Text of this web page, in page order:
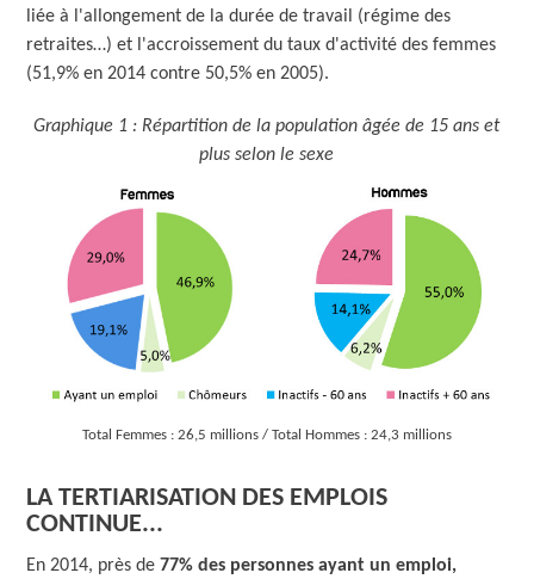
liée à l'allongement de la durée de travail (régime des
retraites…) et l'accroissement du taux d'activité des femmes
(51,9% en 2014 contre 50,5% en 2005).
Graphique 1 : Répartition de la population âgée de 15 ans et
plus selon le sexe
Total Femmes : 26,5 millions / Total Hommes : 24,3 millions
LA TERTIARISATION DES EMPLOIS
CONTINUE...
En 2014, près de77% des personnes ayant un emploi,